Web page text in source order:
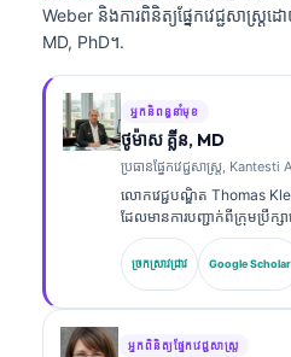
Weber និងការពិនិត្យផ្នែកវេជ្ជសាស្ត្
MD, PhD។.
អ្នកនិពន្ធនាំមុខ
ថូម៉ាស គ្លីន, MD
ប្រធានផ្នែកវេជ្ជសាស្ត្រ, Kantesti
លោកវេជ្ជបណ្ឌិត Thomas
ដែលមានការបញ្ជាក់ពីក្រុមប្រឹក្សាវ
សាស្ត្រផ្ទៃក្នុង ដែលមានបទពិស
សាស្ត្រមន្ទីរពិសោធន៍ និងការវិភ
ក្នុងតួនាទីជានាយកវេជ្ជសាស្ត្រ
បានបោះពុម្ពផ្សាយយ៉ាងទូលំទូល
ច្រកស្រាវជ្រាវ Google Scholar
អ្នកពិនិត្យផ្នែកវេជ្ជសាស្ត្រ